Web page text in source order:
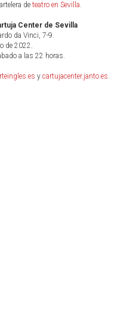
de teatro en Sevilla.
Center de Sevilla
da Vinci, 7-9.
de 2022.
a las 22 horas.
y cartujacenter.janto.es.